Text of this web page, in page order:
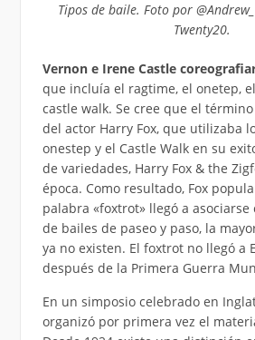
Tipos de baile. Foto por
Twenty20.
Vernon e Irene Castle
que incluía el ragtime, el onetep,
castle walk. Se cree que el
del actor Harry Fox, que utilizaba
onestep y el Castle Walk en su
de variedades, Harry Fox & the
época. Como resultado, Fox
palabra «foxtrot» llegó a
de bailes de paseo y paso, la
ya no existen. El foxtrot no llegó a
después de la Primera Guerra
En un simposio celebrado en
organizó por primera vez el